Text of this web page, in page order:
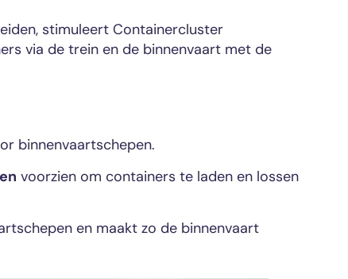
stimuleert Containercluster
via de trein en de binnenvaart met de
binnenvaartschepen.
voorzien om containers te laden en lossen
en maakt zo de binnenvaart